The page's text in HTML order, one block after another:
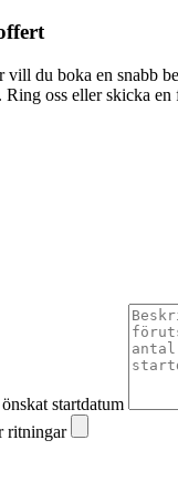
du boka en snabb
oss eller skicka
startdatum
ritningar